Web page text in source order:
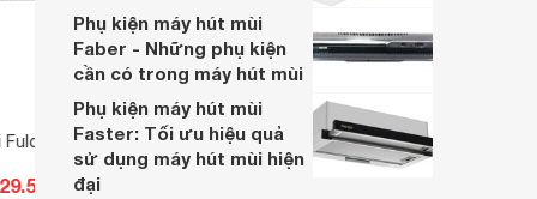
Fulco TY-
đ
Máy hút mùi Kocher K-8872V
Phụ kiện máy hút mùi
Faber - Những phụ kiện
cần có trong máy hút mùi
Phụ kiện máy hút mùi
Faster: Tối ưu hiệu quả
sử dụng máy hút mùi hiện
đại